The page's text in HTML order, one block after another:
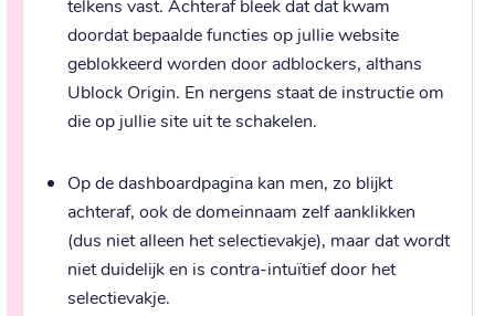
telkens vast. Achteraf bleek dat dat kwam
doordat bepaalde functies op jullie website
geblokkeerd worden door adblockers, althans
Ublock Origin. En nergens staat de instructie om
die op jullie site uit te schakelen.
Op de dashboardpagina kan men, zo blijkt
achteraf, ook de domeinnaam zelf aanklikken
(dus niet alleen het selectievakje), maar dat wordt
niet duidelijk en is contra-intuïtief door het
selectievakje.